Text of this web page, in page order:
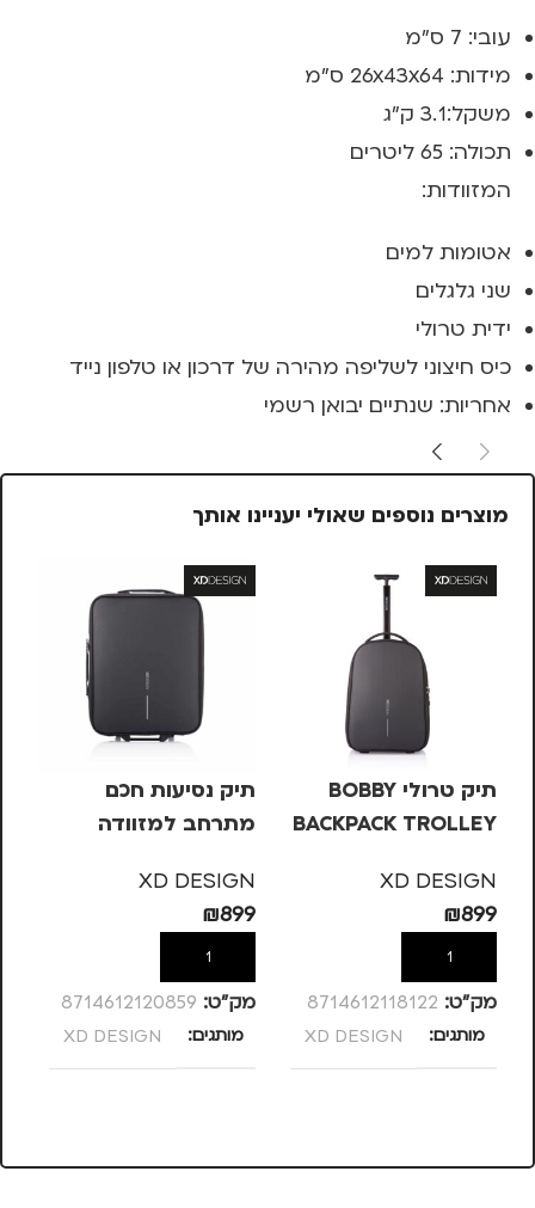
עובי: 7 ס"מ
מידות: 26x43x64 ס"מ
משקל:3.1 ק"ג
תכולה: 65 ליטרים
המזוודות:
אטומות למים
שני גלגלים
ידית טרולי
כיס חיצוני לשליפה מהירה של דרכון או טלפון נייד
אחריות: שנתיים יבואן רשמי
מוצרים נוספים שאולי יעניינו אותך
תיק טרולי BOBBY
BACKPACK TROLLEY
XD DESIGN
₪899
הוספה לסל
מק”ט: 8714612118122
מותגים XD DESIGN
תיק נסיעות חכם
מתרחב למזוודה
XD DESIGN
₪899
הוספה לסל
מק”ט: 8714612120859
מותגים XD DESIGN